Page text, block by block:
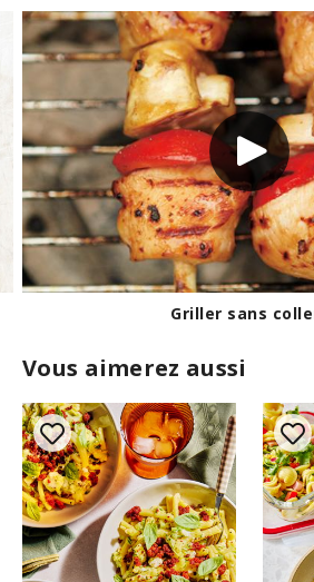
Vous aimerez aussi